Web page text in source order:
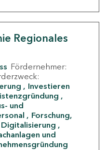
Regionales
Fördernehmer:
Investieren
und
Forschung,
und